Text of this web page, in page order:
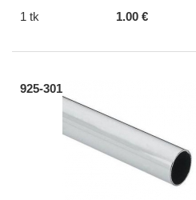
1 tk
1.00 €
925-301